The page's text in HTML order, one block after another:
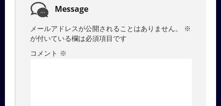
Message
メールアドレスが公開されることはありません。
※
が付いている欄は必須項目です
コメント ※